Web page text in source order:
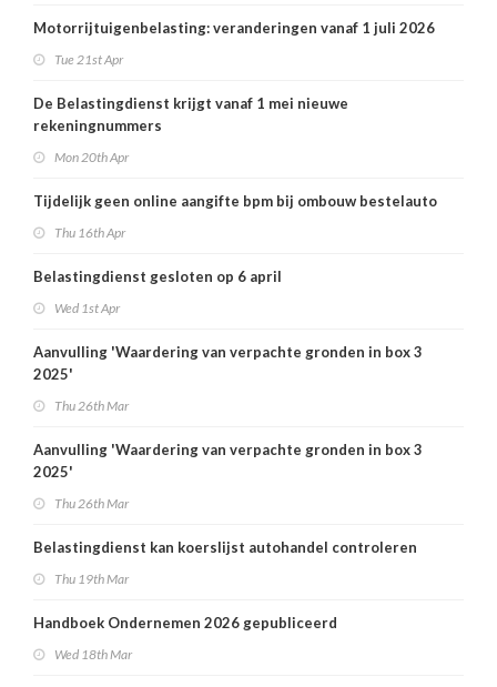
Motorrijtuigenbelasting: veranderingen vanaf 1 juli 2026
Tue 21st Apr
De Belastingdienst krijgt vanaf 1 mei nieuwe
rekeningnummers
Mon 20th Apr
Tijdelijk geen online aangifte bpm bij ombouw bestelauto
Thu 16th Apr
Belastingdienst gesloten op 6 april
Wed 1st Apr
Aanvulling 'Waardering van verpachte gronden in box 3
2025'
Thu 26th Mar
Aanvulling 'Waardering van verpachte gronden in box 3
2025'
Thu 26th Mar
Belastingdienst kan koerslijst autohandel controleren
Thu 19th Mar
Handboek Ondernemen 2026 gepubliceerd
Wed 18th Mar